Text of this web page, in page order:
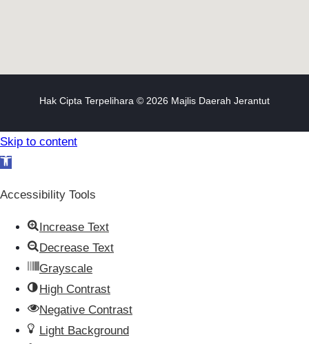
Hak Cipta Terpelihara © 2026 Majlis Daerah Jerantut
Skip to content
Open toolbar
Accessibility Tools
Increase Text
Decrease Text
Grayscale
High Contrast
Negative Contrast
Light Background